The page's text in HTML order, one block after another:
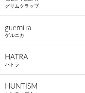
グリムクラップ
guernika
ゲルニカ
HATRA
ハトラ
HUNTISM